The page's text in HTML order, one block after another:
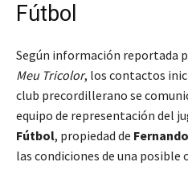
Fútbol
Según información reportada
Meu Tricolor, los contactos
club precordillerano se
equipo de representación del
Fútbol, propiedad de
las condiciones de una posible